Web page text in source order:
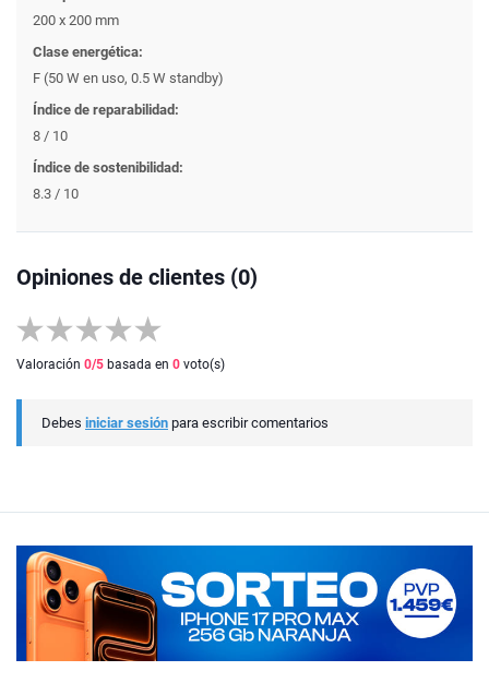
200 x 200 mm
Clase energética:
F (50 W en uso, 0.5 W standby)
Índice de reparabilidad:
8 / 10
Índice de sostenibilidad:
8.3 / 10
Opiniones de clientes (0)
Valoración 0/5 basada en 0 voto(s)
Debes iniciar sesión para escribir comentarios